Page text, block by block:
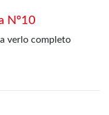
Nº10
verlo completo